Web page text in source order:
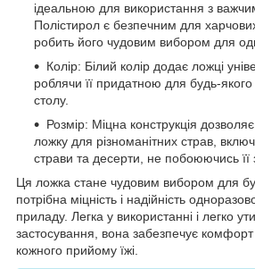
ідеальною для використання з
Полістирол є безпечним для
робить його чудовим вибором для
Колір: Білий колір додає ложці
роблячи її придатною для будь-якого
столу.
Розмір: Міцна конструкція
ложку для різноманітних страв,
страви та десерти, не побоюючись її
Ця ложка стане чудовим вибором для
потрібна міцність і надійність
приладу. Легка у використанні і легко
застосування, вона забезпечує комфорт
кожного прийому їжі.